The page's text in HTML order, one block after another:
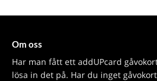
Om oss
Har man fått ett addUPcard
lösa in det på. Har du inget